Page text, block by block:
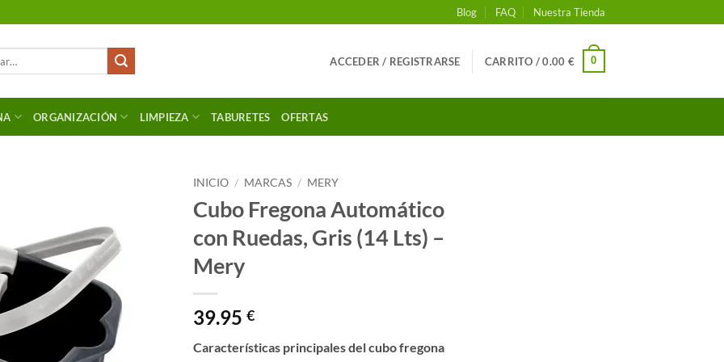
Blog FAQ Nuestra Tienda
ACCEDER / REGISTRARSE CARRITO /0.00 € 0
ORGANIZACIÓN LIMPIEZA TABURETES OFERTAS
INICIO / MARCAS / MERY
Cubo Fregona Automático
con Ruedas, Gris (14 Lts) –
Mery
39.95 €
Características principales del cubo fregona